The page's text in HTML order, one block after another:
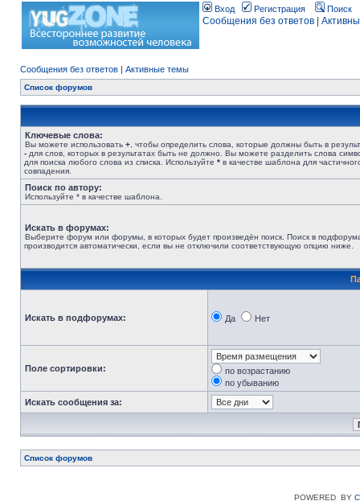
Вход Регистрация Поиск
Сообщения без ответов
Сообщения без ответов | Активные темы
Список форумов
Ключевые слова:
Вы можете использовать + , чтобы определить слова, которые должны быть в
- для слов, которых в результатах быть не должно. Вы можете разделить слова
для поиска любого слова из списка. Используйте * в качестве шаблона для
совпадения.
Поиск по автору:
Используйте * в качестве шаблона.
Искать в форумах:
Выберите форум или форумы, в которых будет произведён поиск. Поиск в
производится автоматически, если вы не отключили соответствующую опцию ниже.
Искать в подфорумах: Да Нет
Поле сортировки:
по возрастанию
по убыванию
Искать сообщения за:
Список форумов
POWERED_BY